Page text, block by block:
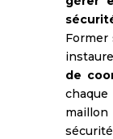
Former
de